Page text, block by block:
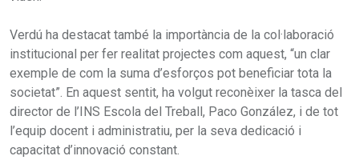
Verdú ha destacat també la importància de la col·laboració
institucional per fer realitat projectes com aquest, “un clar
exemple de com la suma d’esforços pot beneficiar tota la
societat”. En aquest sentit, ha volgut reconèixer la tasca del
director de l’INS Escola del Treball, Paco González, i de tot
l’equip docent i administratiu, per la seva dedicació i
capacitat d’innovació constant.